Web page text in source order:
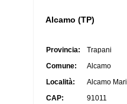
Alcamo (TP)
Provincia:
Trapani
Comune:
Alcamo
Località:
Alcamo
CAP:
91011